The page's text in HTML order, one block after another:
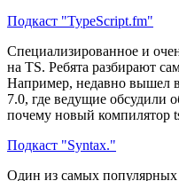
Подкаст "TypeScript.fm"
Специализированное и
на TS. Ребята разбирают
Например, недавно вышел
7.0, где ведущие обсудили
почему новый компилятор
Подкаст "Syntax."
Один из самых популярных